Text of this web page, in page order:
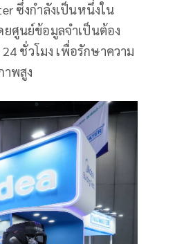
ซึ่งกำลังเป็นหนึ่งใน
ยศูนย์ข้อมูลจำเป็นต้อง
ชั่วโมง เพื่อรักษาความ
พสูง